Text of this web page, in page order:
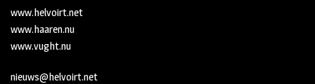
www.helvoirt.net
www.haaren.nu
www.vught.nu
nieuws@helvoirt.net